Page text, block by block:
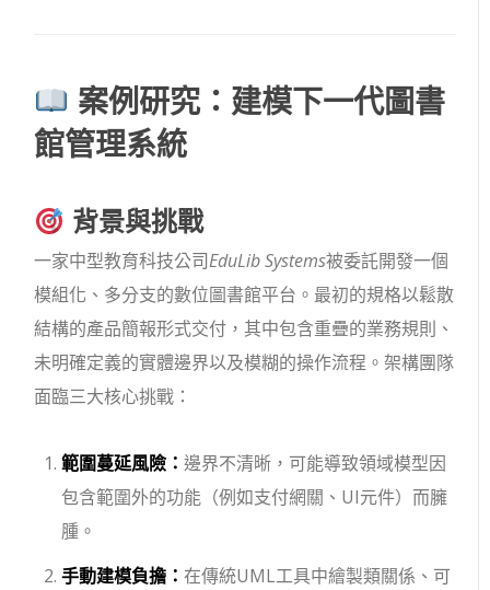
案例研究：建模下一代圖書
館管理系統
背景與挑戰
一家中型教育科技公司EduLib Systems被委託開發一個
模組化、多分支的數位圖書館平台。最初的規格以鬆散
結構的產品簡報形式交付，其中包含重疊的業務規則、
未明確定義的實體邊界以及模糊的操作流程。架構團隊
面臨三大核心挑戰：
範圍蔓延風險：邊界不清晰，可能導致領域模型因
包含範圍外的功能（例如支付網關、UI元件）而臃
腫。
手動建模負擔：在傳統UML工具中繪製類關係、可